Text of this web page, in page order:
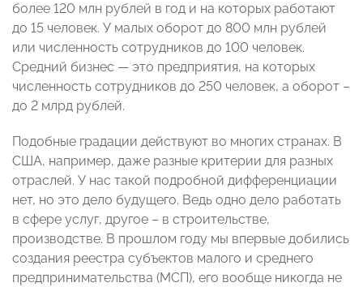
более 120 млн рублей в год и на которых работают
до 15 человек. У малых оборот до 800 млн рублей
или численность сотрудников до 100 человек.
Средний бизнес — это предприятия, на которых
численность сотрудников до 250 человек, а оборот –
до 2 млрд рублей.
Подобные градации действуют во многих странах. В
США, например, даже разные критерии для разных
отраслей. У нас такой подробной дифференциации
нет, но это дело будущего. Ведь одно дело работать
в сфере услуг, другое – в строительстве,
производстве. В прошлом году мы впервые добились
создания реестра субъектов малого и среднего
предпринимательства (МСП), его вообще никогда не